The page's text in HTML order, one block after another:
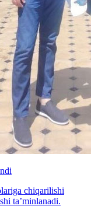
chiqarilishi
taʼminlanadi.